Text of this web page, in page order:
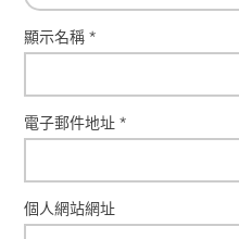
顯示名稱*
電子郵件地址*
個人網站網址